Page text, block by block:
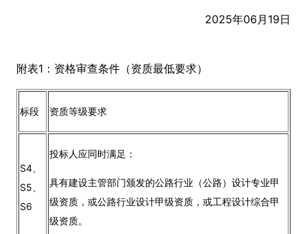
2025年06月19日
附表1：资格审查条件（资质最低要求）
标段 资质等级要求
S4、
S5、
S6
投标人应同时满足：
具有建设主管部门颁发的公路行业（公路）设计专业甲
级资质，或公路行业设计甲级资质，或工程设计综合甲
级资质。